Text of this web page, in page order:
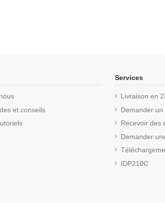
et conseils
Services
Livraison en
Demander un
Recevoir des
Demander
IDP210C